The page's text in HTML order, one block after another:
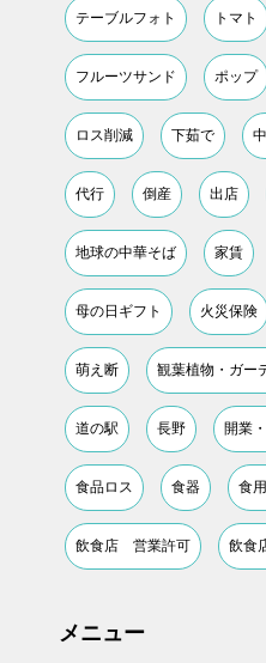
テーブルフォト トマト
フルーツサンド ポップ
ロス削減 下茹で
代行 倒産 出店
地球の中華そば 家賃
母の日ギフト 火災保険
萌え断 観葉植物・ガー
道の駅 長野 開業
食品ロス 食器 食
飲食店 営業許可 飲食
メニュー